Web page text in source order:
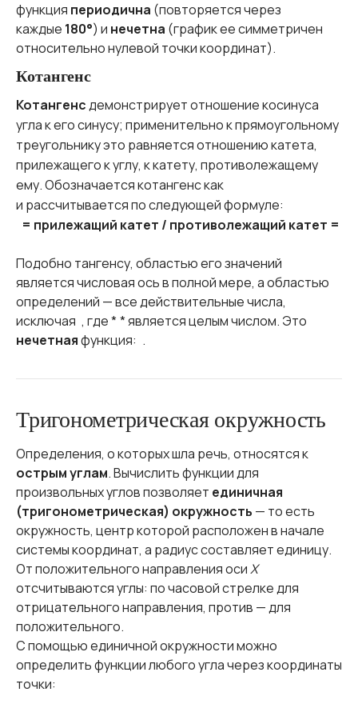
функция периодична (повторяется через
каждые 180°) и нечетна (график ее симметричен
относительно нулевой точки координат).
Котангенс
Котангенсдемонстрирует отношение косинуса
угла к его синусу; применительно к прямоугольному
треугольнику это равняется отношению катета,
прилежащего к углу, к катету, противолежащему
ему. Обозначается котангенс как
и рассчитывается по следующей формуле:
= прилежащий катет / противолежащий катет =
Подобно тангенсу, областью его значений
является числовая ось в полной мере, а областью
определений — все действительные числа,
исключая , где * * является целым числом. Это
нечетнаяфункция: .
Тригонометрическая окружность
Определения, о которых шла речь, относятся к
острым углам. Вычислить функции для
произвольных углов позволяет единичная
(тригонометрическая) окружность — то есть
окружность, центр которой расположен в начале
системы координат, а радиус составляет единицу.
От положительного направления осиХ
отсчитываются углы: по часовой стрелке для
отрицательного направления, против — для
положительного.
С помощью единичной окружности можно
определить функции любого угла через координаты
точки: